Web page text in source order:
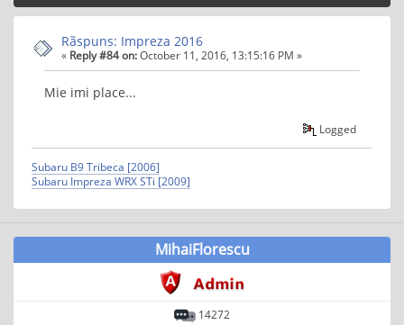
Rãspuns: Impreza 2016
« Reply #84 on:October 11, 2016, 13:15:16 PM »
Mie imi place...
Logged
Subaru B9 Tribeca [2006]
Subaru Impreza WRX STi [2009]
MihaiFlorescu
14272